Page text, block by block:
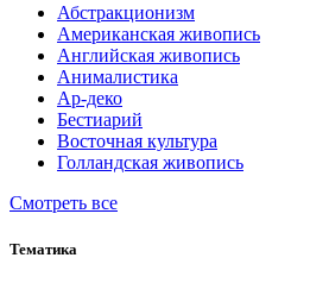
Абстракционизм
Американская живопись
Английская живопись
Анималистика
Ар-деко
Бестиарий
Восточная культура
Голландская живопись
Смотреть все
Тематика